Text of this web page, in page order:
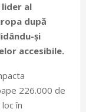
lider al
după
și
accesibile.
226.000 de
în